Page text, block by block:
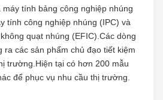
tính bảng công nghiệp nhúng
tính công nghiệp nhúng (IPC) và
quạt nhúng (EFIC).Các dòng
ra các sản phẩm chủ đạo tiết kiệm
trường.Hiện tại có hơn 200 mẫu
để phục vụ nhu cầu thị trường.